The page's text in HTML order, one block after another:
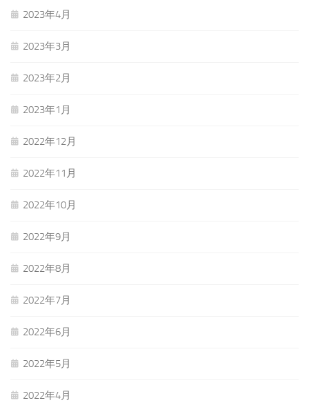
2023年4月
2023年3月
2023年2月
2023年1月
2022年12月
2022年11月
2022年10月
2022年9月
2022年8月
2022年7月
2022年6月
2022年5月
2022年4月